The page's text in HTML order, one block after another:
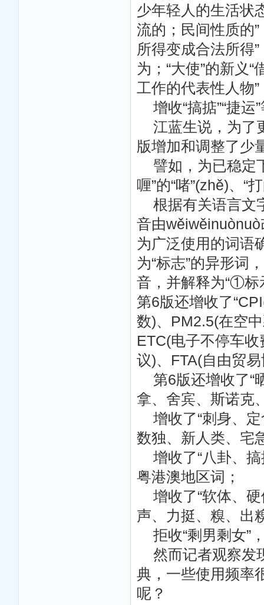
少年轻人的生活状
流的；民间性质的
所得变成合法所得
为；“大使”的新义
工作的代表性人物
增收“搞掂”“捷运
江蓝生说，为了
版增加和调整了少
譬如，为已稳定
喱”的“啫”(zhě)、“
根据有关语言文
音由
为广泛使用的词语
为“标志”的异形词
音，并解释为“①
第6版还增收了
数)、PM2.5(在空
ETC(电子不停车
议)、FTA(自由贸
第6版还增收了“
拿、舍宾、斯诺克
增收了“刺身、定
数独、新人类、宅
增收了“八卦、搞
粤港澳地区词；
增收了“软体、硬
声、力挺、糗、出
拒收“剩男剩女”
然而记者观察发
典，一些使用频率
呢？